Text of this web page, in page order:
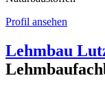
Profil ansehen
Lehmbau